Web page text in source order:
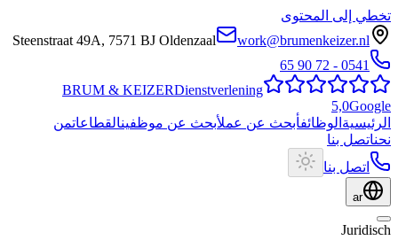
تخطي إلى المحتوى
Steenstraat 49A, 7571 BJ Oldenzaal
work@brumenkeizer.nl
0541 - 72 90 65
BRUM & KEIZERDienstverlening
5,0Google
الرئيسية الوظائفأبحث عن عملأبحث عن موظفينالقطاعاتمن
نحناتصل بنا
اتصل بنا
ar
Juridisch